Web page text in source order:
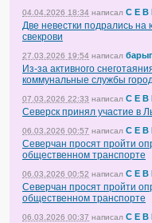
04.04.2026 18:34 написал С Е В
Две невестки подрались на
свекрови
27.03.2026 19:54 написал
Из-за активного
коммунальные службы
07.03.2026 22:33 написал С Е В
Северск принял участие в
06.03.2026 00:57 написал С Е В
Северчан просят пройти
общественном транспорте
06.03.2026 00:52 написал С Е В
Северчан просят пройти
общественном транспорте
06.03.2026 00:37 написал С Е В